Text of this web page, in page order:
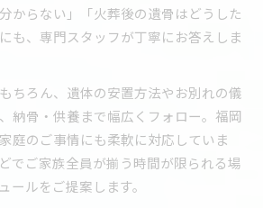
からない」「火葬後の遺骨はどうした
も、専門スタッフが丁寧にお答えしま
ちろん、遺体の安置方法やお別れの儀
納骨・供養まで幅広くフォロー。福岡
庭のご事情にも柔軟に対応していま
でご家族全員が揃う時間が限られる場
ールをご提案します。